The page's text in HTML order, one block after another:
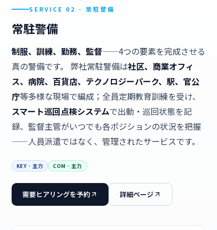
SERVICE 02 · 常駐警備
常駐警備
制服、訓練、勤務、監督——4つの要素を完成させる
真の警備です。 弊社常駐警備は社区、商業オフィ
ス、病院、百貨店、テクノロジーパーク、駅、官公
庁等多様な現場で編成；全員定期教育訓練を受け、
スマート巡回点検システムで出動・巡回状態を記
録、監督主管がいつでも各ポジションの状況を把握
——人員派遣ではなく、管理されたサービスです。
KEY · 主力 COM · 主力
需要ヒアリングを予約 詳細ページ